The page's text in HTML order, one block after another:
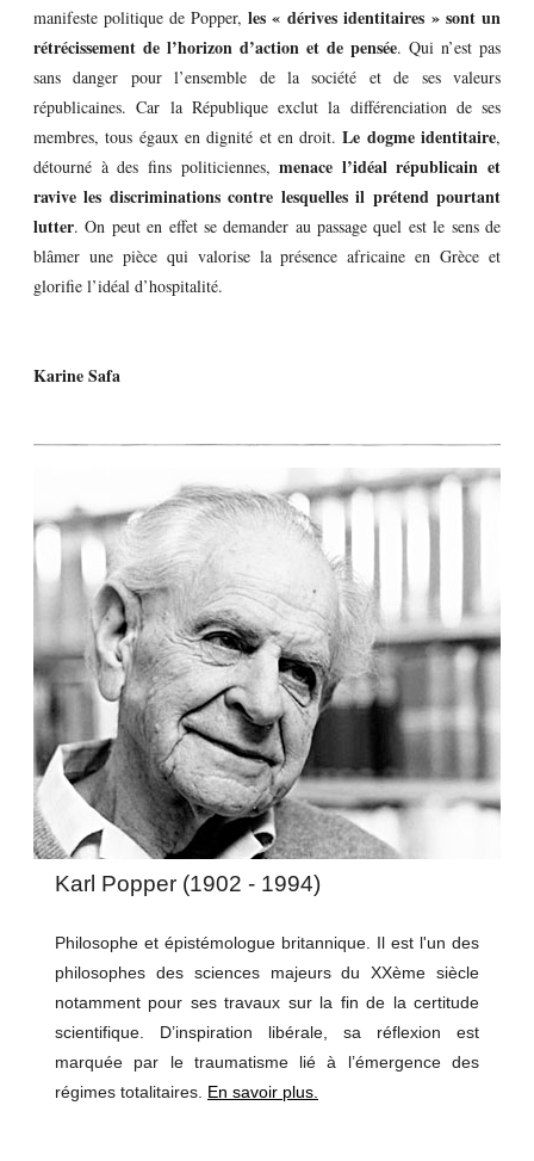
manifeste politique de Popper, les « dérives identitaires » sont un
rétrécissement de l’horizon d’action et de pensée. Qui n’est pas
sans danger pour l’ensemble de la société et de ses valeurs
républicaines. Car la République exclut la différenciation de ses
membres, tous égaux en dignité et en droit.Le dogme identitaire,
détourné à des fins politiciennes,menace l’idéal républicain et
ravive les discriminations contre lesquelles il prétend pourtant
lutter. On peut en effet se demander au passage quel est le sens de
blâmer une pièce qui valorise la présence africaine en Grèce et
glorifie l’idéal d’hospitalité.
Karine Safa
Karl Popper (1902 - 1994)
Philosophe et épistémologue britannique. Il est l'un des
philosophes des sciences majeurs du XXème siècle
notamment pour ses travaux sur la fin de la certitude
scientifique. D’inspiration libérale, sa réflexion est
marquée par le traumatisme lié à l’émergence des
régimes totalitaires. En savoir plus.